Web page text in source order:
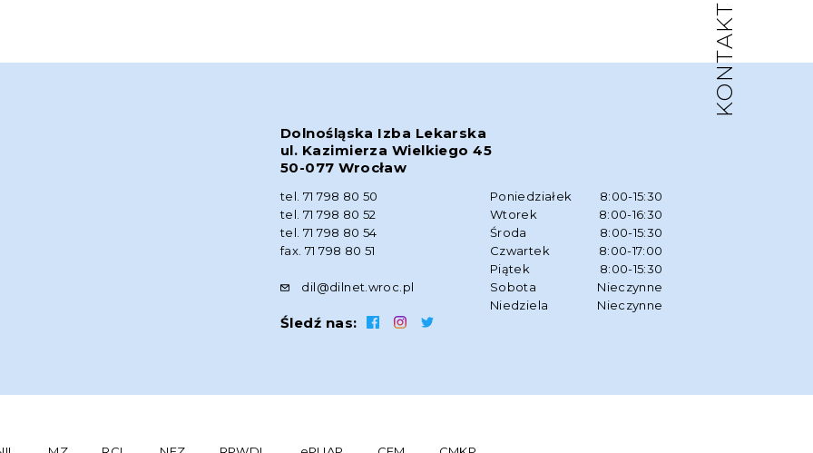
KONTAKT
Dolnośląska Izba Lekarska
ul. Kazimierza Wielkiego 45
50-077 Wrocław
tel. 71 798 80 50
tel. 71 798 80 52
tel. 71 798 80 54
fax. 71 798 80 51
dil@dilnet.wroc.pl
Śledź nas:
Poniedziałek
8:00-15:30
Wtorek
8:00-16:30
Środa
8:00-15:30
Czwartek
8:00-17:00
Piątek
8:00-15:30
Sobota
Nieczynne
Niedziela
Nieczynne